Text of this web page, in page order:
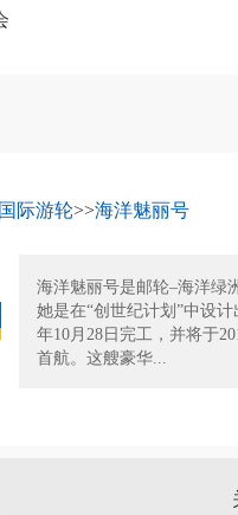
际游轮>>海洋魅丽号
海洋魅丽号是邮轮–海洋绿
她是在“创世纪计划”中设计
年10月28日完工，并将于
首航。这艘豪华...